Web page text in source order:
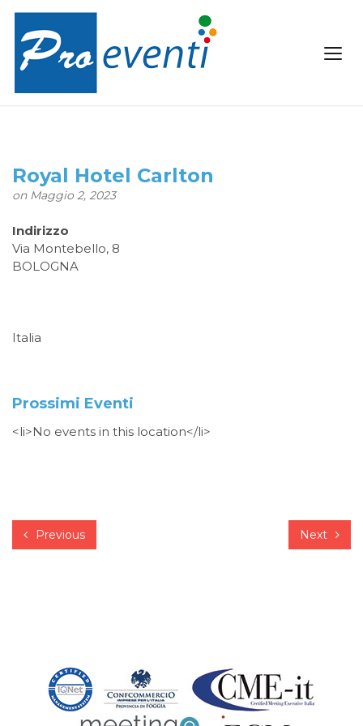
Royal Hotel Carlton
on Maggio 2, 2023
Indirizzo
Via Montebello, 8
BOLOGNA
Italia
Prossimi Eventi
<li>No events in this location</li>
Previous Next